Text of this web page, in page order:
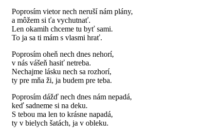
Poprosím vietor nech neruší nám plány,
a môžem si ťa vychutnať.
Len okamih chceme tu byť sami.
To ja sa ti mám s vlasmi hrať.
Poprosím oheň nech dnes nehorí,
v nás vášeň hasiť netreba.
Nechajme lásku nech sa rozhorí,
ty pre mňa ži, ja budem pre teba.
Poprosím dážď nech dnes nám nepadá,
keď sadneme si na deku.
S tebou ma len to krásne napadá,
ty v bielych šatách, ja v obleku.